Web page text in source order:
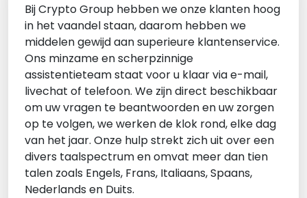
Bij Crypto Group hebben we onze klanten hoog
in het vaandel staan, daarom hebben we
middelen gewijd aan superieure klantenservice.
Ons minzame en scherpzinnige
assistentieteam staat voor u klaar via e-mail,
livechat of telefoon. We zijn direct beschikbaar
om uw vragen te beantwoorden en uw zorgen
op te volgen, we werken de klok rond, elke dag
van het jaar. Onze hulp strekt zich uit over een
divers taalspectrum en omvat meer dan tien
talen zoals Engels, Frans, Italiaans, Spaans,
Nederlands en Duits.